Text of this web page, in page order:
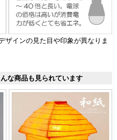
ザインの見た目や印象が異なりま
な商品も見られています